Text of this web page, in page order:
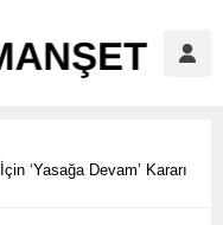
‘Yasağa Devam’ Kararı